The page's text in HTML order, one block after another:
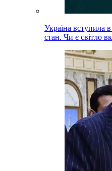
Україна вступила
стан. Чи є світло